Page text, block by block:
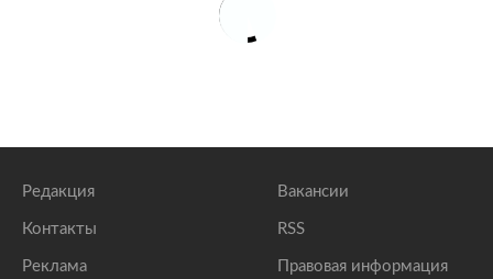
Редакция
Контакты
Реклама
Вакансии
RSS
Правовая информация